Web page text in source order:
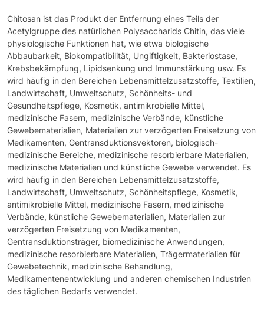
Chitosan ist das Produkt der Entfernung eines Teils der
Acetylgruppe des natürlichen Polysaccharids Chitin, das viele
physiologische Funktionen hat, wie etwa biologische
Abbaubarkeit, Biokompatibilität, Ungiftigkeit, Bakteriostase,
Krebsbekämpfung, Lipidsenkung und Immunstärkung usw. Es
wird häufig in den Bereichen Lebensmittelzusatzstoffe, Textilien,
Landwirtschaft, Umweltschutz, Schönheits- und
Gesundheitspflege, Kosmetik, antimikrobielle Mittel,
medizinische Fasern, medizinische Verbände, künstliche
Gewebematerialien, Materialien zur verzögerten Freisetzung von
Medikamenten, Gentransduktionsvektoren, biologisch-
medizinische Bereiche, medizinische resorbierbare Materialien,
medizinische Materialien und künstliche Gewebe verwendet. Es
wird häufig in den Bereichen Lebensmittelzusatzstoffe,
Landwirtschaft, Umweltschutz, Schönheitspflege, Kosmetik,
antimikrobielle Mittel, medizinische Fasern, medizinische
Verbände, künstliche Gewebematerialien, Materialien zur
verzögerten Freisetzung von Medikamenten,
Gentransduktionsträger, biomedizinische Anwendungen,
medizinische resorbierbare Materialien, Trägermaterialien für
Gewebetechnik, medizinische Behandlung,
Medikamentenentwicklung und anderen chemischen Industrien
des täglichen Bedarfs verwendet.